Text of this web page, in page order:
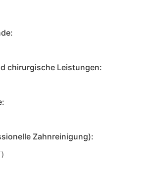
chirurgische Leistungen:
Zahnreinigung):